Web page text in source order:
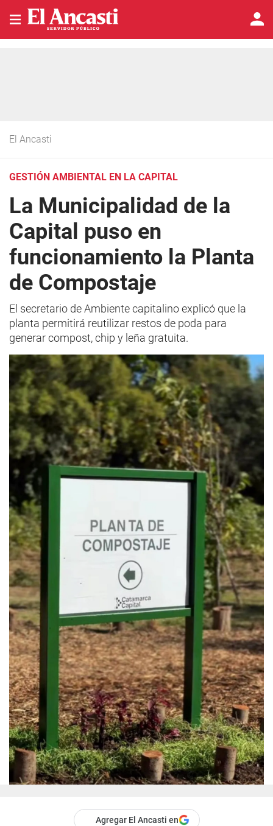
El Ancasti
GESTIÓN AMBIENTAL EN LA CAPITAL
La Municipalidad de la
Capital puso en
funcionamiento la Planta
de Compostaje
El secretario de Ambiente capitalino explicó que la
planta permitirá reutilizar restos de poda para
generar compost, chip y leña gratuita.
Agregar El Ancasti en